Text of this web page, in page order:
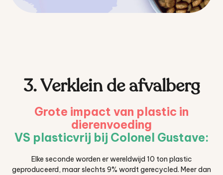
3. Verklein de afvalberg
Grote impact van plastic in
dierenvoeding
VS plasticvrij bij Colonel Gustave:
Elke seconde worden er wereldwijd 10 ton plastic
geproduceerd, maar slechts 9% wordt gerecycled. Meer dan